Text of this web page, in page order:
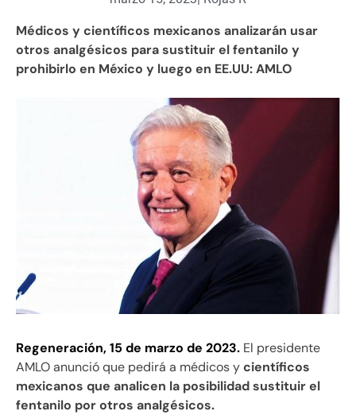
Médicos y científicos mexicanos analizarán usar
otros analgésicos para sustituir el fentanilo y
prohibirlo en México y luego en EE.UU: AMLO
Regeneración, 15 de marzo de 2023. El presidente
AMLO anunció que pedirá a médicos ycientíficos
mexicanos que analicen la posibilidad sustituir el
fentanilo por otros analgésicos.